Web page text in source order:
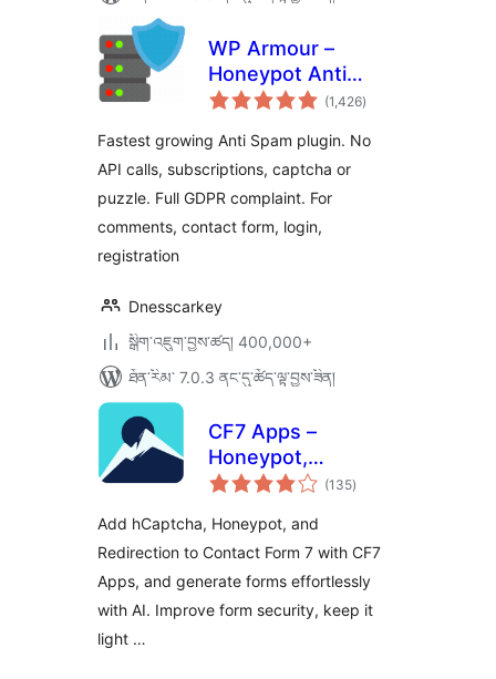
WP Armour –
Honeypot Anti
Spam
(1,426གདེང་
འཇོག་
ཚང་།
)
Fastest growing Anti Spam plugin. No
API calls, subscriptions, captcha or
puzzle. Full GDPR complaint. For
comments, contact form, login,
registration
Dnesscarkey
སྒྲིག་འཇུག་བྱས་ཚད། 400,000+
ཐོན་རིམ་ 7.0.3 ནང་དུ་ཚོད་ལྟ་བྱས་ཟིན།
CF7 Apps –
Honeypot,
Database,
Webhook, and
Addons for Contact
Form 7
(135གདེང་
འཇོག་
)
Add hCaptcha, Honeypot, and
Redirection to Contact Form 7 with CF7
Apps, and generate forms effortlessly
with AI. Improve form security, keep it
light …